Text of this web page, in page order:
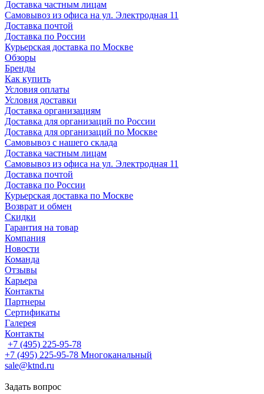
Доставка частным лицам
Самовывоз из офиса на ул. Электродная 11
Доставка почтой
Доставка по России
Курьерская доставка по Москве
Обзоры
Бренды
Как купить
Условия оплаты
Условия доставки
Доставка организациям
Доставка для организаций по России
Доставка для организаций по Москве
Самовывоз с нашего склада
Доставка частным лицам
Самовывоз из офиса на ул. Электродная 11
Доставка почтой
Доставка по России
Курьерская доставка по Москве
Возврат и обмен
Скидки
Гарантия на товар
Компания
Новости
Команда
Отзывы
Карьера
Контакты
Партнеры
Сертификаты
Галерея
Контакты
+7 (495) 225-95-78
+7 (495) 225-95-78 Многоканальный
sale@ktnd.ru
Задать вопрос